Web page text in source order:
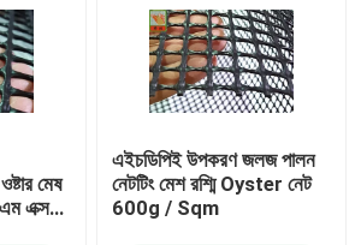
মেষ
এক্স
এইচডিপিই উপকরণ জলজ পালন
নেটটিং মেশ রশ্মি Oyster নেট
600g / Sqm